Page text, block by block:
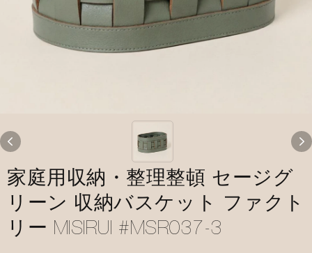
家庭用収納・整理整頓 セージグ
リーン 収納バスケット ファクト
リー MISIRUI #MSR037-3